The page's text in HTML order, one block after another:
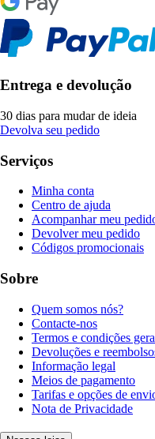
Entrega e devolução
30 dias para mudar de ideia
Devolva seu pedido
Serviços
Minha conta
Centro de ajuda
Acompanhar meu
Devolver meu pedido
Códigos promocionais
Sobre
Quem somos nós?
Contacte-nos
Termos e condições
Devoluções e
Informação legal
Meios de pagamento
Tarifas e opções de
Nota de Privacidade